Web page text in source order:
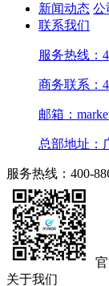
新闻动态 公
联系我们
服务热线：
商务联系：
邮箱：
总部地址：
服务热线：400-
关于我们